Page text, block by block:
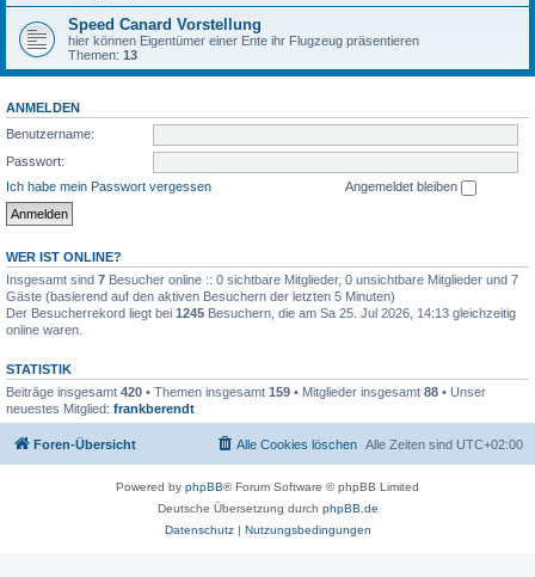
Speed Canard Vorstellung
hier können Eigentümer einer Ente ihr Flugzeug präsentieren
Themen: 13
ANMELDEN
Benutzername:
Passwort:
Ich habe mein Passwort vergessen
Angemeldet bleiben
WER IST ONLINE?
Insgesamt sind 7 Besucher online :: 0 sichtbare Mitglieder, 0 unsichtbare Mitglieder und 7
Gäste (basierend auf den aktiven Besuchern der letzten 5 Minuten)
Der Besucherrekord liegt bei 1245 Besuchern, die am Sa 25. Jul 2026, 14:13 gleichzeitig
online waren.
STATISTIK
Beiträge insgesamt 420 • Themen insgesamt 159 • Mitglieder insgesamt 88 • Unser
neuestes Mitglied: frankberendt
Foren-Übersicht Alle Zeiten sind UTC+02:00
Alle Cookies löschen
Powered by phpBB® Forum Software © phpBB Limited
Deutsche Übersetzung durch phpBB.de
Datenschutz| Nutzungsbedingungen